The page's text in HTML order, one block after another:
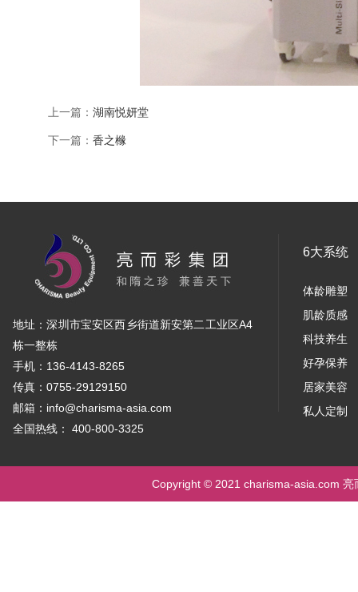
上一篇： 湖南悦妍堂
下一篇： 香之橼
地址：深圳市宝安区西乡街道新安第二工业区A4
栋一整栋
手机：136-4143-8265
传真：0755-29129150
邮箱：info@charisma-asia.com
全国热线： 400-800-3325
6大系统
体龄雕塑
肌龄质感
科技养生
好孕保养
居家美容
私人定制
Copyright © 2021 charisma-asia.com 亮